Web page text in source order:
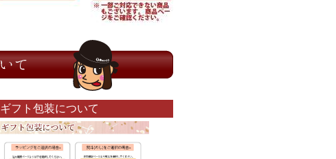
ギフト包装について